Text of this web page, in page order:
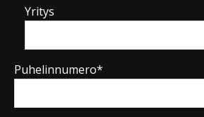
Yritys
Puhelinnumero*